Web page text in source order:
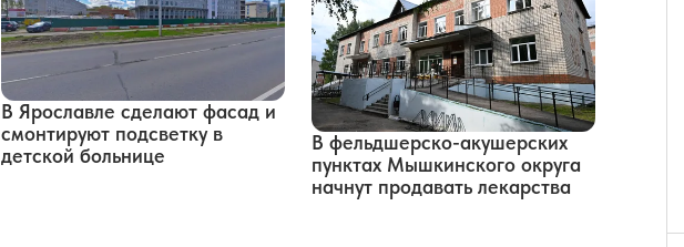
В Ярославле сделают фасад и
смонтируют подсветку в
детской больнице
В фельдшерско-акушерских
пунктах Мышкинского округа
начнут продавать лекарства